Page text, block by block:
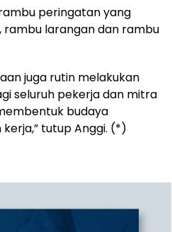
peringatan yang
larangan dan rambu
juga rutin melakukan
seluruh pekerja dan mitra
budaya
tutup Anggi. (*)